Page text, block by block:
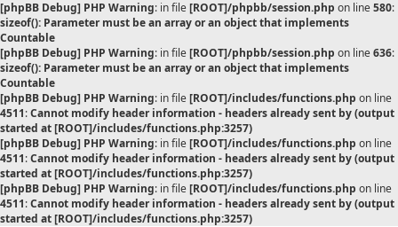
[phpBB Debug] PHP Warning: in file[ROOT]/phpbb/session.php on line580:
sizeof(): Parameter must be an array or an object that implements
Countable
[phpBB Debug] PHP Warning: in file[ROOT]/phpbb/session.php on line636:
sizeof(): Parameter must be an array or an object that implements
Countable
[phpBB Debug] PHP Warning: in file[ROOT]/includes/functions.php on line
4511:Cannot modify header information - headers already sent by (output
started at [ROOT]/includes/functions.php:3257)
[phpBB Debug] PHP Warning: in file[ROOT]/includes/functions.php on line
4511:Cannot modify header information - headers already sent by (output
started at [ROOT]/includes/functions.php:3257)
[phpBB Debug] PHP Warning: in file[ROOT]/includes/functions.php on line
4511:Cannot modify header information - headers already sent by (output
started at [ROOT]/includes/functions.php:3257)